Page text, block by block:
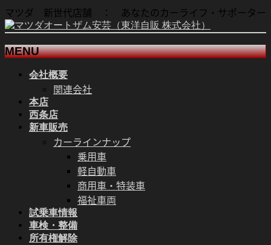
マツダ 新世代店舗 ： あなたのカーライフ・サポーター
MENU
会社概要
関連会社
本店
西条店
新車販売
カーラインナップ
乗用車
軽自動車
商用車・特装車
福祉車両
試乗車情報
車検・整備
所有権解除